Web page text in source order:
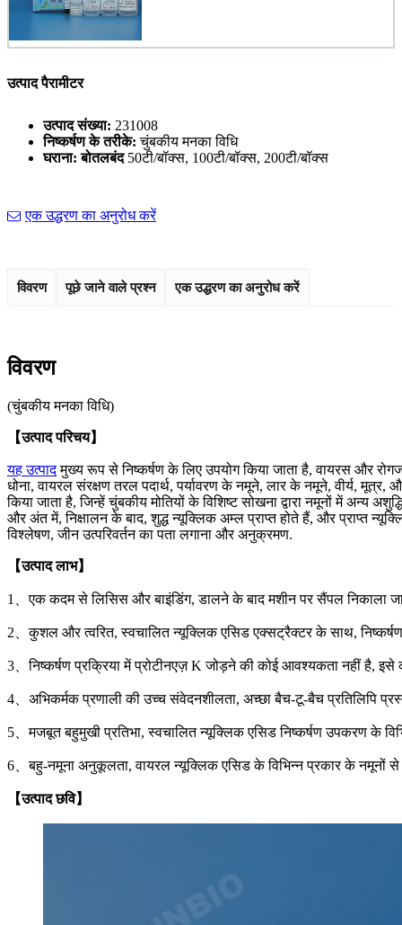
उत्पाद पैरामीटर
उत्पाद संख्या: 231008
निष्कर्षण के तरीके:चुंबकीय मनका विधि
घराना: बोतलबंद 50टी/बॉक्स, 100टी/बॉक्स, 200टी/बॉक्स
एक उद्धरण का अनुरोध करें
विवरण पूछे जाने वाले प्रश्न एक उद्धरण का अनुरोध करें
विवरण
(चुंबकीय मनका विधि)
【उत्पाद परिचय】
यह उत्पादमुख्य रूप से निष्कर्षण के लिए उपयोग किया जाता है, वायरस और
धोना, वायरल संरक्षण तरल पदार्थ, पर्यावरण के नमूने, लार के नमूने, वीर्य,
किया जाता है, जिन्हें चुंबकीय मोतियों के विशिष्ट सोखना द्वारा नमूनों में अन्य
और अंत में, निक्षालन के बाद, शुद्ध न्यूक्लिक अम्ल प्राप्त होते हैं, और प्राप्त
विश्लेषण, जीन उत्परिवर्तन का पता लगाना और अनुक्रमण.
【उत्पाद लाभ】
1、एक कदम से लिसिस और बाइंडिंग, डालने के बाद मशीन पर सैंपल निकाला
2、कुशल और त्वरित, स्वचालित न्यूक्लिक एसिड एक्सट्रैक्टर के साथ,
3、निष्कर्षण प्रक्रिया में प्रोटीनएज़ K जोड़ने की कोई आवश्यकता नहीं है,
4、अभिकर्मक प्रणाली की उच्च संवेदनशीलता, अच्छा बैच-टू-बैच प्रतिलिपि
5、मजबूत बहुमुखी प्रतिभा, स्वचालित न्यूक्लिक एसिड निष्कर्षण उपकरण के
6、बहु-नमूना अनुकूलता, वायरल न्यूक्लिक एसिड के विभिन्न प्रकार के नमूनों
【उत्पाद छवि】